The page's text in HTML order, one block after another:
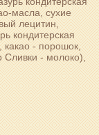
масла, сухие
лецитин,
кондитерская
какао - порошок,
Сливки - молоко),